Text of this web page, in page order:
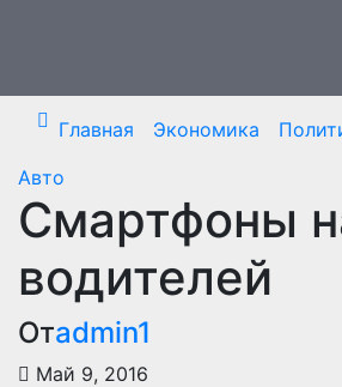
Главная Экономика
Авто
Смартфоны
водителей
Отadmin1
Май 9, 2016